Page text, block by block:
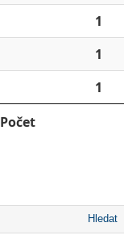
1
1
1
Počet
Hledat